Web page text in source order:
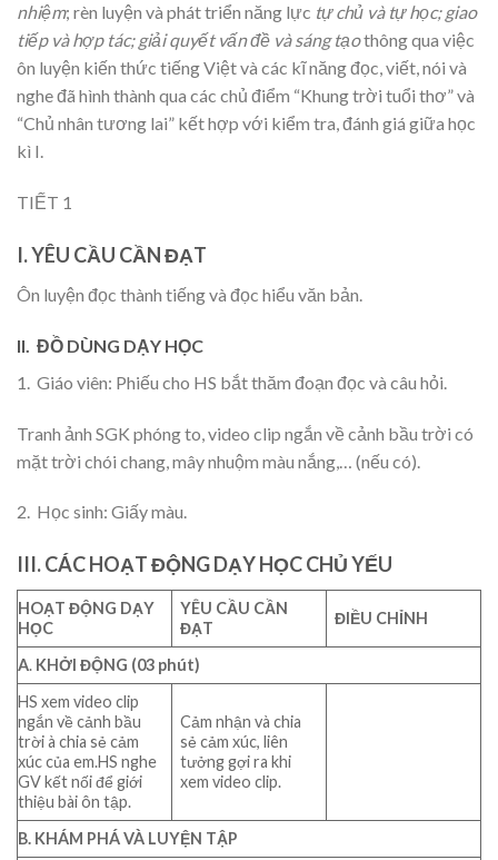
nhiệm; rèn luyện và phát triển năng lực tự chủ và tự học; giao
tiếp và hợp tác; giải quyết vấn đề và sáng tạothông qua việc
ôn luyện kiến thức tiếng Việt và các kĩ năng đọc, viết, nói và
nghe đã hình thành qua các chủ điểm “Khung trời tuổi thơ” và
“Chủ nhân tương lai” kết hợp với kiểm tra, đánh giá giữa học
kì I.
TIẾT 1
I.YÊU CẦU CẦN ĐẠT
Ôn luyện đọc thành tiếng và đọc hiểu văn bản.
II. ĐỒ DÙNG DẠY HỌC
1. Giáo viên: Phiếu cho HS bắt thăm đoạn đọc và câu hỏi.
Tranh ảnh SGK phóng to, video clip ngắn về cảnh bầu trời có
mặt trời chói chang, mây nhuộm màu nắng,… (nếu có).
2. Học sinh: Giấy màu.
III. CÁC HOẠT ĐỘNG DẠY HỌC CHỦ YẾU
HOẠT ĐỘNG DẠY
HỌC
YÊU CẦU CẦN
ĐẠT
ĐIỀU CHỈNH
A. KHỞI ĐỘNG (03 phút)
HS xem video clip
ngắn về cảnh bầu
trời à chia sẻ cảm
xúc của em.HS nghe
GV kết nối để giới
thiệu bài ôn tập.
Cảm nhận và chia
sẻ cảm xúc, liên
tưởng gợi ra khi
xem video clip.
B. KHÁM PHÁ VÀ LUYỆN TẬP